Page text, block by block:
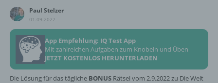
Paul Stelzer
01.09.2022
App Empfehlung: IQ Test App
Mit zahlreichen Aufgaben zum Knobeln und Üben
JETZT KOSTENLOS HERUNTERLADEN
Die Lösung für das tägliche BONUS Rätsel vom 2.9.2022 zu Die Welt